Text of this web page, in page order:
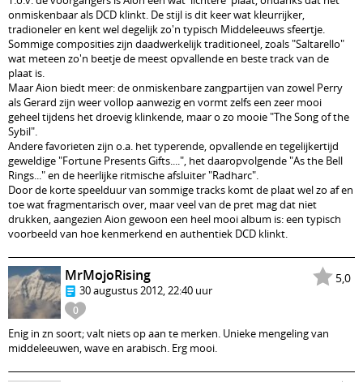
onmiskenbaar als DCD klinkt. De stijl is dit keer wat kleurrijker,
tradioneler en kent wel degelijk zo'n typisch Middeleeuws sfeertje.
Sommige composities zijn daadwerkelijk traditioneel, zoals "Saltarello"
wat meteen zo'n beetje de meest opvallende en beste track van de
plaat is.
Maar Aion biedt meer: de onmiskenbare zangpartijen van zowel Perry
als Gerard zijn weer vollop aanwezig en vormt zelfs een zeer mooi
geheel tijdens het droevig klinkende, maar o zo mooie "The Song of the
Sybil".
Andere favorieten zijn o.a. het typerende, opvallende en tegelijkertijd
geweldige "Fortune Presents Gifts....", het daaropvolgende "As the Bell
Rings..." en de heerlijke ritmische afsluiter "Radharc".
Door de korte speelduur van sommige tracks komt de plaat wel zo af en
toe wat fragmentarisch over, maar veel van de pret mag dat niet
drukken, aangezien Aion gewoon een heel mooi album is: een typisch
voorbeeld van hoe kenmerkend en authentiek DCD klinkt.
5,0
0
MrMojoRising
30 augustus 2012, 22:40 uur
Enig in zn soort; valt niets op aan te merken. Unieke mengeling van
middeleeuwen, wave en arabisch. Erg mooi.